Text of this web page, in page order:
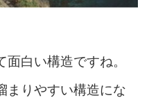
白い構造ですね。
まりやすい構造にな